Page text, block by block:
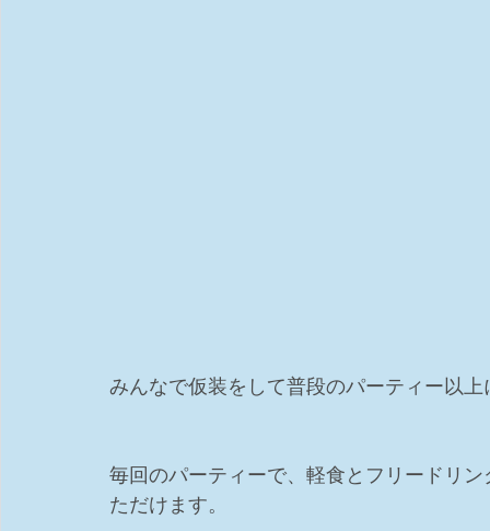
みんなで仮装をして普段のパーティー以
毎回のパーティーで、軽食とフリードリ
ただけます。